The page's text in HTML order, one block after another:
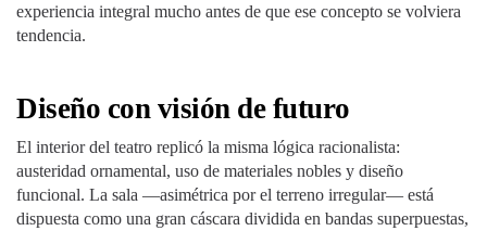
experiencia integral mucho antes de que ese concepto se volviera
tendencia.
Diseño con visión de futuro
El interior del teatro replicó la misma lógica racionalista:
austeridad ornamental, uso de materiales nobles y diseño
funcional. La sala —asimétrica por el terreno irregular— está
dispuesta como una gran cáscara dividida en bandas superpuestas,